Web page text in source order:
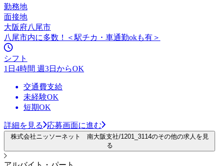
勤務地
面接地
大阪府八尾市
八尾市内に多数！＜駅チカ・車通勤okも有＞
シフト
1日4時間 週3日からOK
交通費支給
未経験OK
短期OK
詳細を見る 応募画面に進む
株式会社ニッソーネット 南大阪支社/1201_3114のその他の求人を見
る